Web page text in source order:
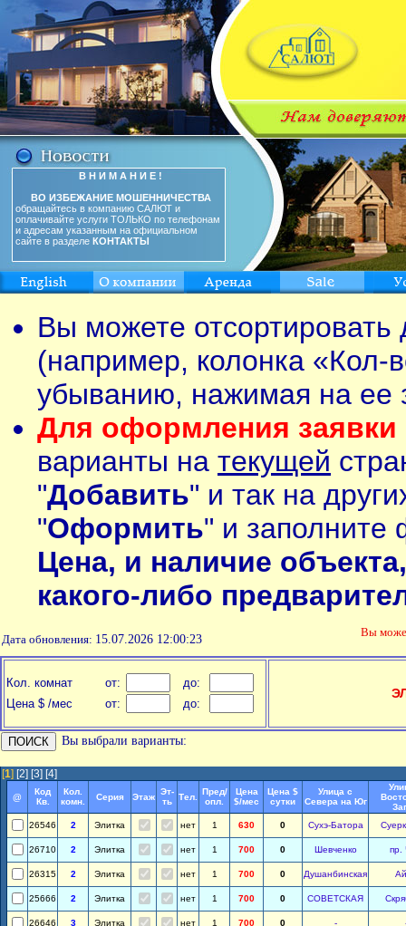
В Н И М А Н И Е !
ВО ИЗБЕЖАНИЕ МОШЕННИЧЕСТВА
обращайтесь в компанию САЛЮТ и
оплачивайте услуги ТОЛЬКО по телефонам
и адресам указанным на официальном
сайте в разделе КОНТАКТЫ
Вы можете
(например, колонка «Кол-
убыванию, нажимая на ее
Для оформления заявки
варианты на текущей
"Добавить" и так на
"Оформить" и заполните
Цена, и наличие
какого-либо
Дата обновления: 15.07.2026 12:00:23
Вы
Кол. комнат от:
до:
Цена $ /мес
от: до:
Вы выбрали варианты:
[1] [2] [3] [4]
@
Код
Кв.
Кол.
комн.
Серия Этаж
Эт-
ть
Тел.
Пред/
опл.
Цена
$/мес
Цена $
сутки
Улица с
Севера на Юг
26546
2 Элитка нет 1 630 0 Сухэ-Батора
26710 2 Элитка нет 1 700 0 Шевченко пр.
26315 2 Элитка нет 1 700 0 Душанбинская
25666 2 Элитка нет 1 700 0 СОВЕТСКАЯ
26646 3 Элитка нет 1 700 0 -